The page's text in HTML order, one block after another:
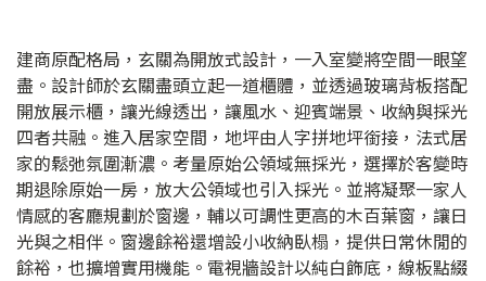
建商原配格局，玄關為開放式設計，一入室變將空間一眼望
盡。設計師於玄關盡頭立起一道櫃體，並透過玻璃背板搭配
開放展示櫃，讓光線透出，讓風水、迎賓端景、收納與採光
四者共融。進入居家空間，地坪由人字拼地坪銜接，法式居
家的鬆弛氛圍漸濃。考量原始公領域無採光，選擇於客變時
期退除原始一房，放大公領域也引入採光。並將凝聚一家人
情感的客廳規劃於窗邊，輔以可調性更高的木百葉窗，讓日
光與之相伴。窗邊餘裕還增設小收納臥榻，提供日常休閒的
餘裕，也擴增實用機能。電視牆設計以純白飾底，線板點綴